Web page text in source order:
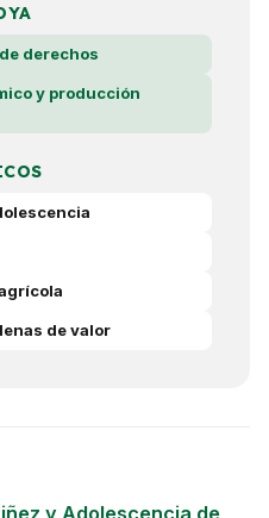
derechos
y producción
de valor
y Adolescencia de